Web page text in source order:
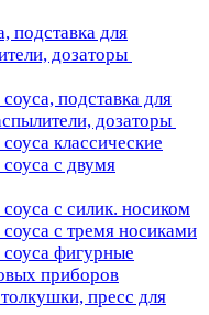
подставка для
дозаторы
подставка для
дозаторы
классические
с двумя
с силик. носиком
с тремя носиками
фигурные
приборов
пресс для